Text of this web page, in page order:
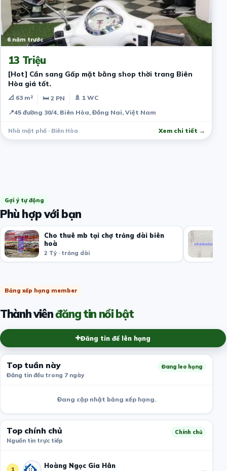
6 năm trước
13 Triệu
[Hot] Cần sang Gấp mặt bằng shop thời trang Biên
Hòa giá tốt.
📐 63 m² 🛏 2 PN
🚿 1 WC
📍45 đường 30/4, Biên Hòa, Đồng Nai, Việt Nam
Nhà mặt phố · Biên Hòa Xem chi tiết →
Gợi ý tự động
Phù hợp với bạn
Cho thuê mb tại chợ trảng dài biên
hoà
2 Tỷ · trảng dài
Bảng xếp hạng member
Thành viênđăng tin nổi bật
Đăng tin để lên hạng
Top tuần này
Đăng tin đều trong 7 ngày
Đang leo hạng
Đang cập nhật bảng xếp hạng.
Top chính chủ
Nguồn tin trực tiếp
Chính chủ
1 Hoàng Ngọc Gia Hân